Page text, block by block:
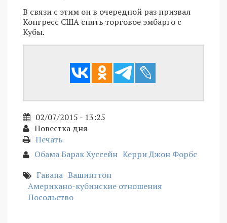
В связи с этим он в очередной раз призвал
Конгресс США снять торговое эмбарго с
Кубы.
02/07/2015 - 13:25
Повестка дня
Печать
Обама Барак Хуссейн Керри Джон Форбс
Гавана Вашингтон
Американо-кубинские отношения
Посольство